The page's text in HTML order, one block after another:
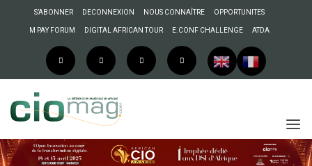
S’ABONNER DECONNEXION NOUS CONNAÎTRE OPPORTUNITES
M PAY FORUM DIGITAL AFRICAN TOUR E.CONF CHALLENGE ATDA